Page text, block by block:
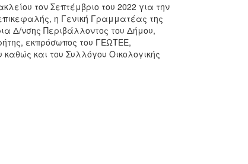
τον Σεπτέμβριο του 2022 για την
η Γενική Γραμματέας της
Δ/νσης Περιβάλλοντος του Δήμου,
εκπρόσωπος του ΓΕΩΤΕΕ,
και του Συλλόγου Οικολογικής